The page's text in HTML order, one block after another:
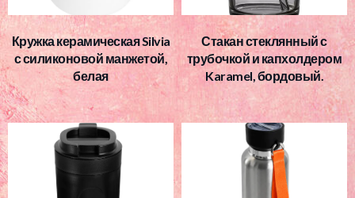
Кружка керамическая Silvia
с силиконовой манжетой,
белая
Стакан стеклянный с
трубочкой и капхолдером
Karamel, бордовый.